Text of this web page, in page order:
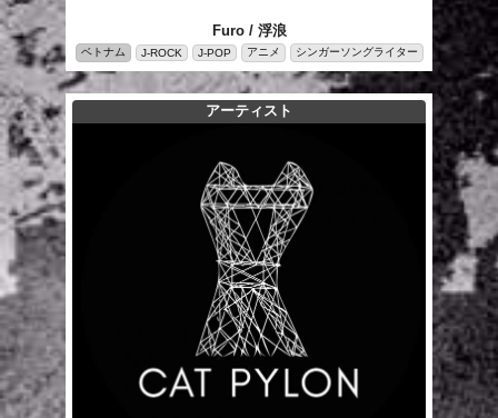
Furo / 浮浪
ベトナム J-ROCK J-POP アニメ シンガーソングライター
アーティスト